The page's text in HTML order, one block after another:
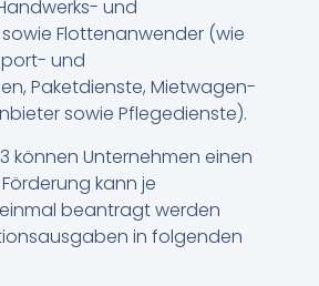
und
Flottenanwender (wie
und
Paketdienste, Mietwagen-
sowie Pflegedienste).
können Unternehmen einen
kann je
beantragt werden
in folgenden